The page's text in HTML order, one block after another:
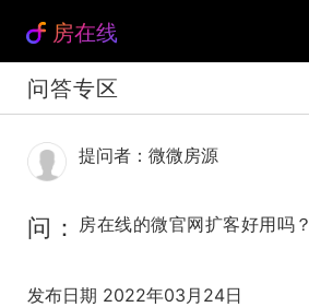
房在线
问答专区
提问者：微微房源
问： 房在线的微官网扩客好用吗？
发布日期 2022年03月24日